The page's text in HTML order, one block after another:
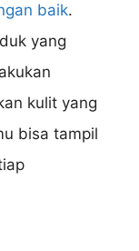
baik.
yang
kulit yang
bisa tampil